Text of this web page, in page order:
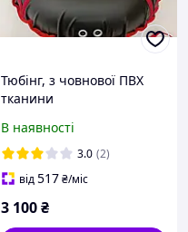
Тюбінг, з човнової ПВХ
тканини
В наявності
3.0 (2)
від517₴/міс
3 100₴